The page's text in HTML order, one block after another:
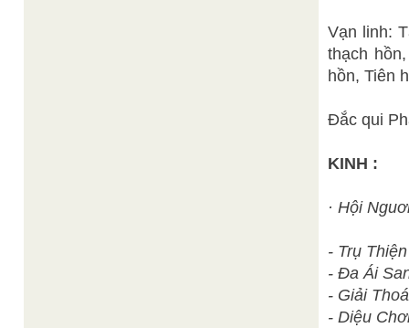
Vạn linh:
thạch
hồn, Tiên
Đắc qui
KINH :
· Hội
- Trụ
- Đa Ái
- Giải
- Diệu